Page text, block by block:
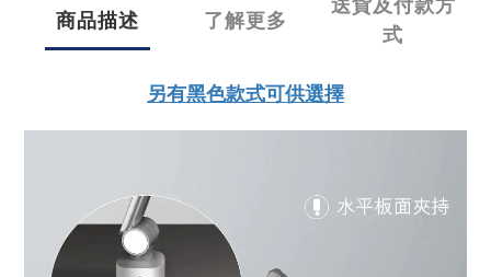
商品描述 了解更多
送貨及付款方
式
另有黑色款式可供選擇